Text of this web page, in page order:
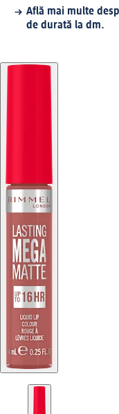
Află mai multe
de durată la dm.